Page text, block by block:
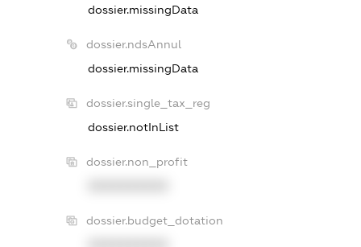
dossier.missingData
dossier.ndsAnnul
dossier.missingData
dossier.single_tax_reg
dossier.notInList
dossier.non_profit
dossier.budget_dotation